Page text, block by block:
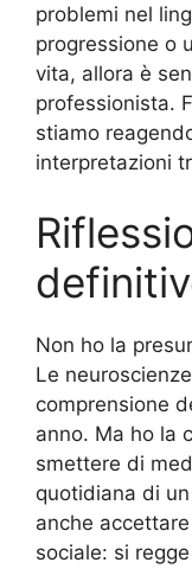
problemi nel
progressione o
vita, allora è
professionista.
stiamo
interpretazioni
Non ho la
Le
comprensione
anno. Ma ho la
smettere di
quotidiana di
anche
sociale: si